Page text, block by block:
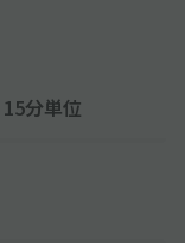
15分単位